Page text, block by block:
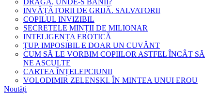
DRAGĂ, UNDE-S BANII?
INVĂȚĂTORII DE GRIJĂ. SALVATORII
COPILUL INVIZIBIL
SECRETELE MINȚII DE MILIONAR
INTELIGENȚA EROTICĂ
ȚUP. IMPOSIBIL E DOAR UN CUVÂNT
CUM SĂ LE VORBIM COPIILOR ASTFEL ÎNCÂT SĂ
NE ASCULTE
CARTEA ÎNȚELEPCIUNII
VOLODIMIR ZELENSKI. ÎN MINTEA UNUI EROU
Noutăți